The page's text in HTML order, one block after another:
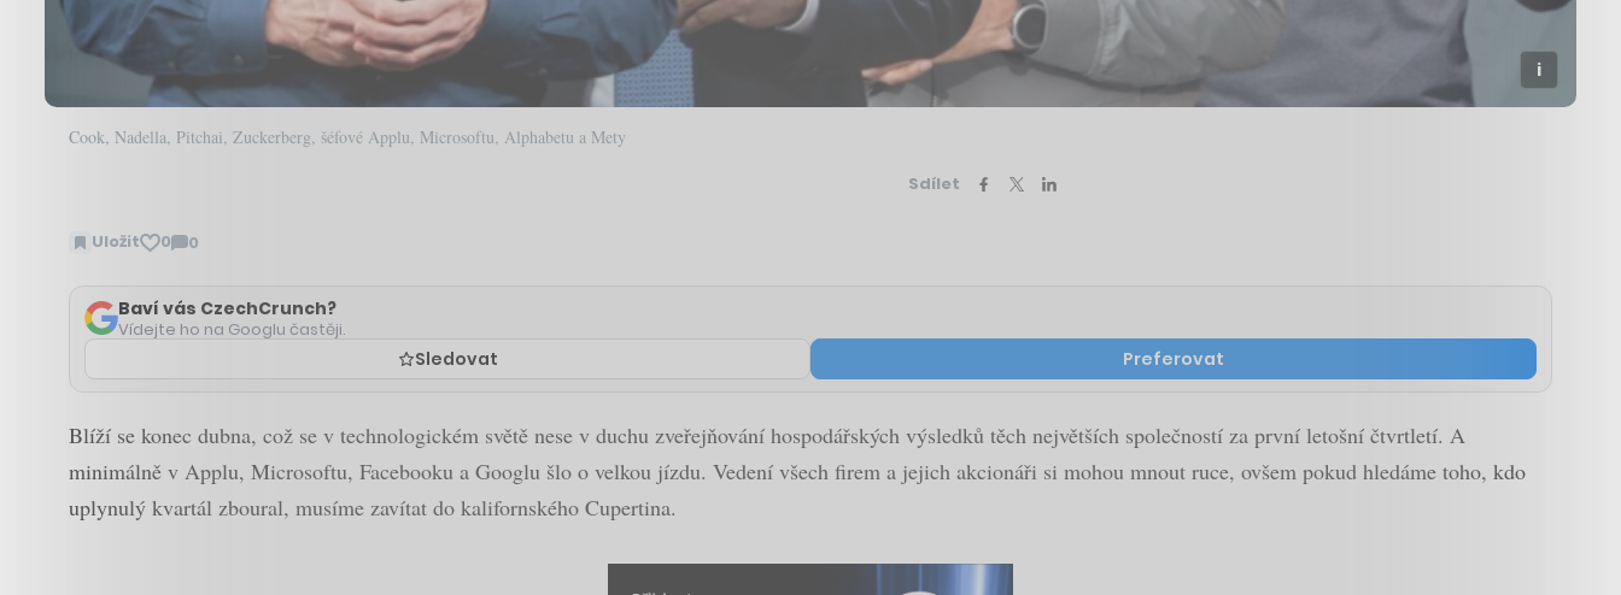
Cook, Nadella, Pitchai, Zuckerberg, šéfové Applu, Microsoftu, Alphabetu a Mety
Sdílet
Uložit 0 0
Zobrazit
Baví vás CzechCrunch?
Vídejte ho na Googlu častěji.
Sledovat Preferovat
Blíží se konec dubna, což se v technologickém světě nese v duchu zveřejňování hospodářských výsledků těch největších společností za první letošní čtvrtletí. A
minimálně v Applu, Microsoftu, Facebooku a Googlu šlo o velkou jízdu. Vedení všech firem a jejich akcionáři si mohou mnout ruce, ovšem pokud hledáme toho, kdo
uplynulý kvartál zboural, musíme zavítat do kalifornského Cupertina.